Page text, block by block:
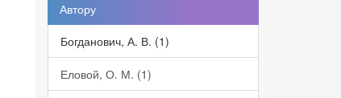
Автору
Богданович, А. В. (1)
Еловой, О. М. (1)